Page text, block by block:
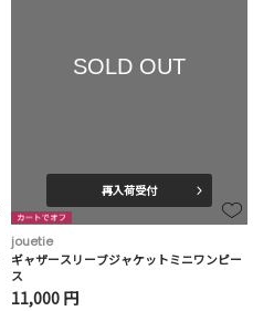
SOLD OUT
再入荷受付
jouetie
ギャザースリーブジャケットミニワンピー
ス
11,000 円